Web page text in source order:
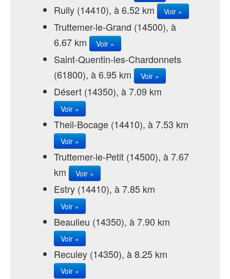
Rully (14410), à 6.52 km Voir »
Truttemer-le-Grand (14500), à
6.67 km
Voir »
Saint-Quentin-les-Chardonnets
(61800), à 6.95 km
Voir »
Désert (14350), à 7.09 km
Voir »
Theil-Bocage (14410), à 7.53 km
Voir »
Truttemer-le-Petit (14500), à 7.67
km
Voir »
Estry (14410), à 7.85 km
Voir »
Beaulieu (14350), à 7.90 km
Voir »
Reculey (14350), à 8.25 km
Voir »